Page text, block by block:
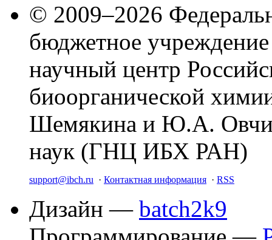
© 2009–2026
бюджетное
научный центр
биоорганической
Шемякина и Ю.А.
наук (ГНЦ ИБХ РАН)
support@ibch.ru · Контактная информация · RSS
Дизайн — batch2k9